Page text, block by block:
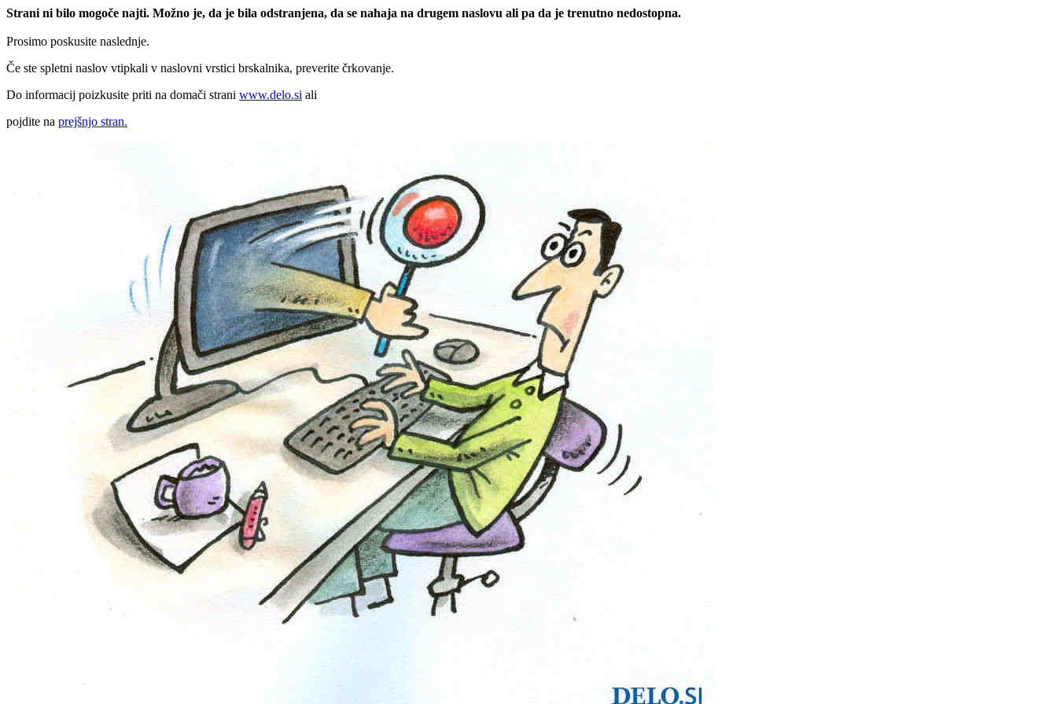
Strani ni bilo mogoče najti. Možno je, da je bila odstranjena, da se nahaja na drugem naslovu ali pa da je trenutno nedostopna.
Prosimo poskusite naslednje.
Če ste spletni naslov vtipkali v naslovni vrstici brskalnika, preverite črkovanje.
Do informacij poizkusite priti na domači strani www.delo.si ali
pojdite na prejšnjo stran.